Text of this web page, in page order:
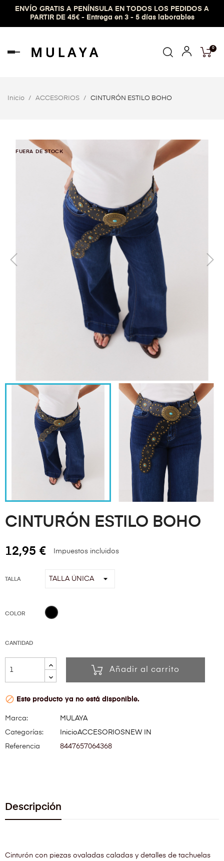
ENVÍO GRATIS A PENÍNSULA EN TODOS LOS PEDIDOS A
PARTIR DE 45€ - Entrega en 3 - 5 días laborables
Navegación
0
Inicio ACCESORIOS CINTURÓN ESTILO BOHO
FUERA DE STOCK
CINTURÓN ESTILO BOHO
12,95 € Impuestos incluidos
TALLA
COLOR NEGRO
CANTIDAD
Añadir al carrito
 Este producto ya no está disponible.
Marca:
MULAYA
Categorías:
InicioACCESORIOS NEW IN
Referencia
8447657064368
Descripción
Cinturón con piezas ovaladas caladas y detalles de tachuelas